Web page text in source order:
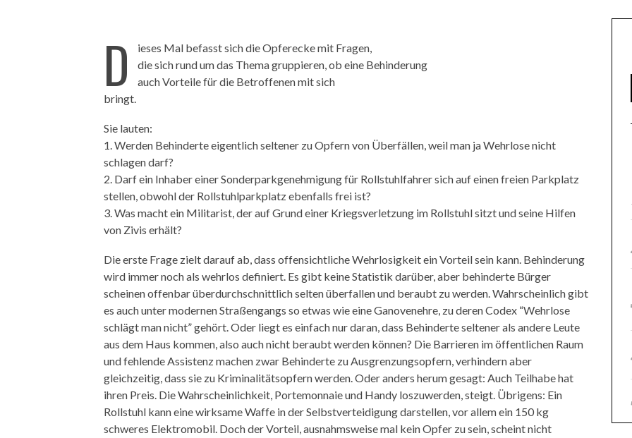
D
ieses Mal befasst sich die Opferecke mit Fragen,
die sich rund um das Thema gruppieren, ob eine Behinderung
auch Vorteile für die Betroffenen mit sich
bringt.
Sie lauten:
1. Werden Behinderte eigentlich seltener zu Opfern von Überfällen, weil man ja Wehrlose nicht
schlagen darf?
2. Darf ein Inhaber einer Sonderparkgenehmigung für Rollstuhlfahrer sich auf einen freien Parkplatz
stellen, obwohl der Rollstuhlparkplatz ebenfalls frei ist?
3. Was macht ein Militarist, der auf Grund einer Kriegsverletzung im Rollstuhl sitzt und seine Hilfen
von Zivis erhält?
Die erste Frage zielt darauf ab, dass offensichtliche Wehrlosigkeit ein Vorteil sein kann. Behinderung
wird immer noch als wehrlos definiert. Es gibt keine Statistik darüber, aber behinderte Bürger
scheinen offenbar überdurchschnittlich selten überfallen und beraubt zu werden. Wahrscheinlich gibt
es auch unter modernen Straßengangs so etwas wie eine Ganovenehre, zu deren Codex “Wehrlose
schlägt man nicht” gehört. Oder liegt es einfach nur daran, dass Behinderte seltener als andere Leute
aus dem Haus kommen, also auch nicht beraubt werden können? Die Barrieren im öffentlichen Raum
und fehlende Assistenz machen zwar Behinderte zu Ausgrenzungsopfern, verhindern aber
gleichzeitig, dass sie zu Kriminalitätsopfern werden. Oder anders herum gesagt: Auch Teilhabe hat
ihren Preis. Die Wahrscheinlichkeit, Portemonnaie und Handy loszuwerden, steigt. Übrigens: Ein
Rollstuhl kann eine wirksame Waffe in der Selbstverteidigung darstellen, vor allem ein 150 kg
schweres Elektromobil. Doch der Vorteil, ausnahmsweise mal kein Opfer zu sein, scheint nicht